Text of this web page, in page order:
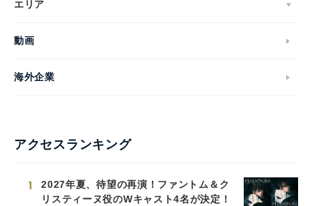
エリア
動画
海外企業
アクセスランキング
1
2027年夏、待望の再演！ファントム＆ク
リスティーヌ役のWキャスト4名が決定！